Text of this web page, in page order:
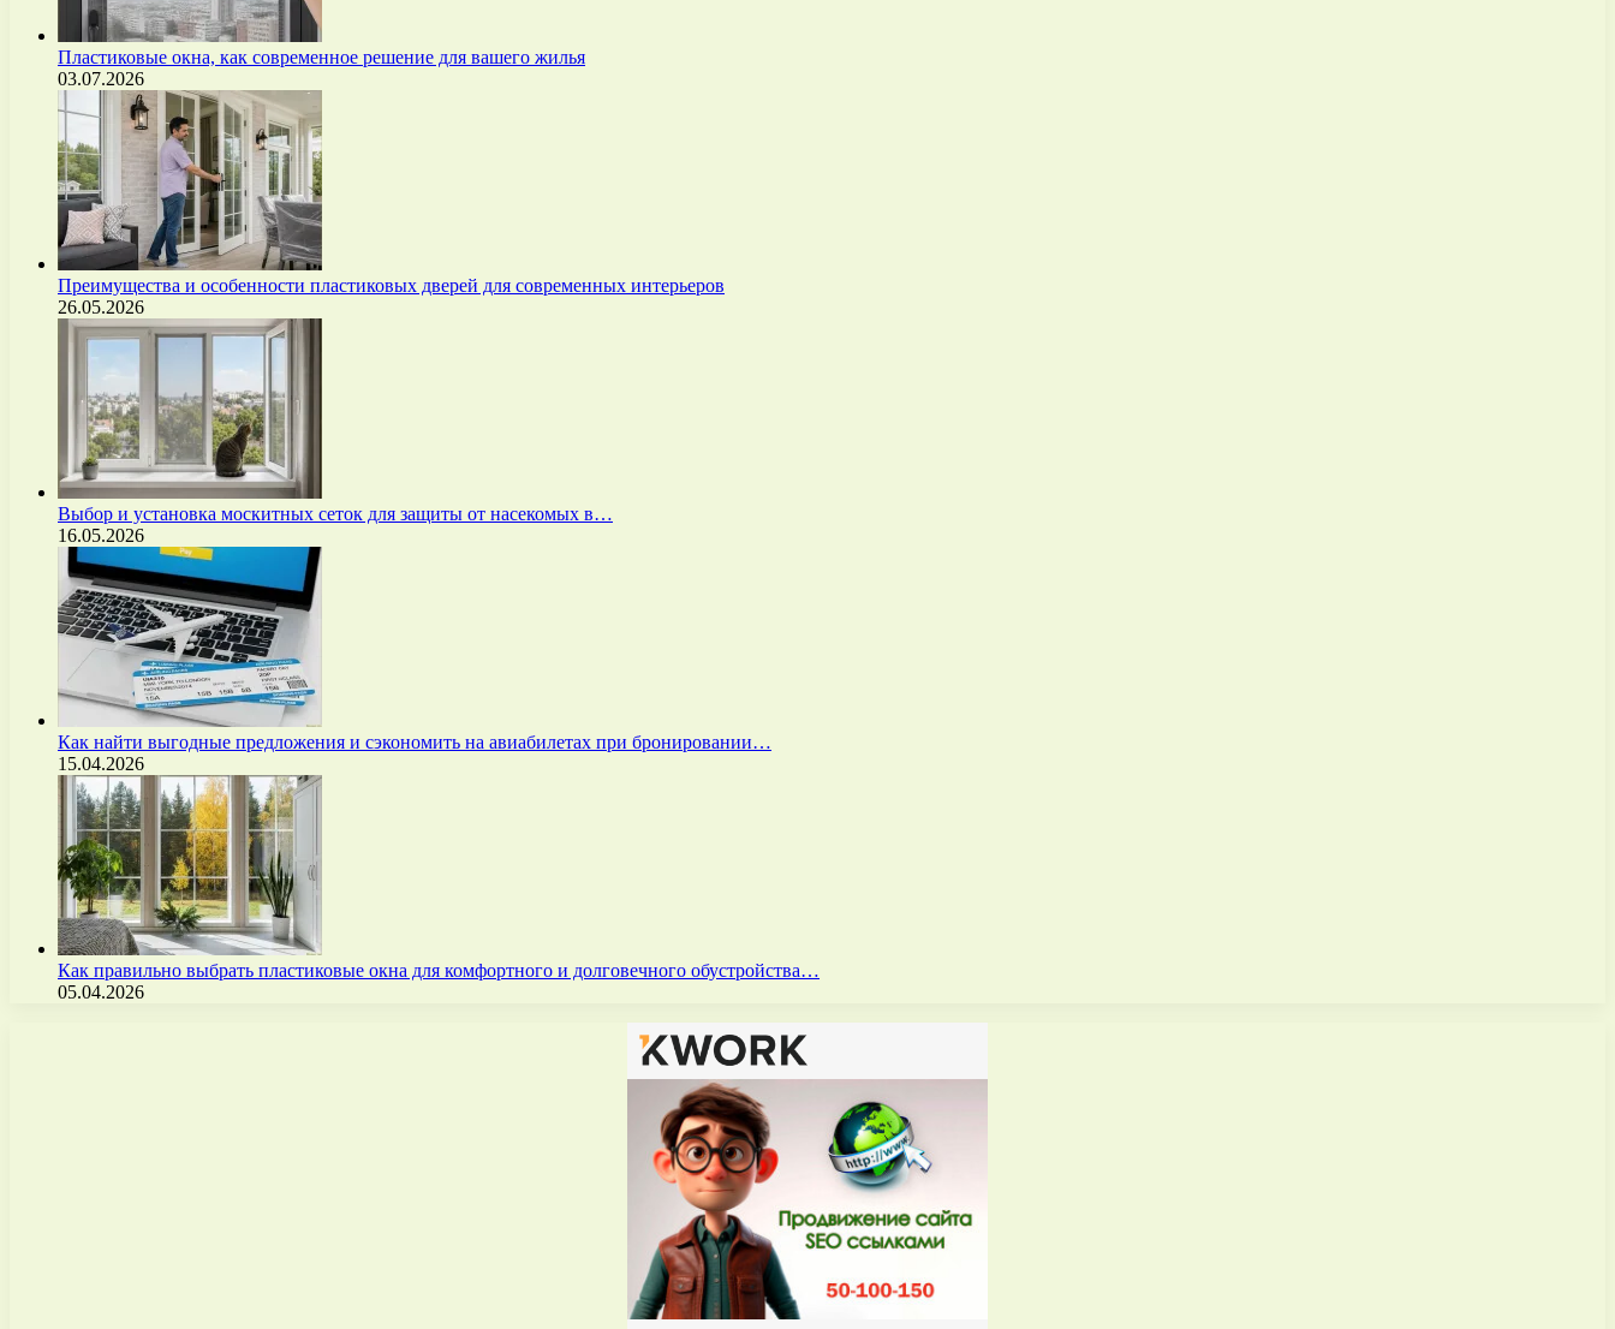
Пластиковые окна, как современное решение для вашего жилья
03.07.2026
Преимущества и особенности пластиковых дверей для современных интерьеров
26.05.2026
Выбор и установка москитных сеток для защиты от насекомых в…
16.05.2026
Как найти выгодные предложения и сэкономить на авиабилетах при бронировании…
15.04.2026
Как правильно выбрать пластиковые окна для комфортного и долговечного обустройства…
05.04.2026